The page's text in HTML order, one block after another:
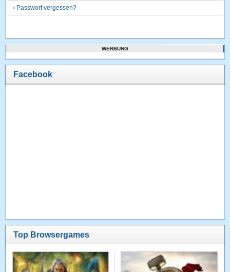
› Passwort vergessen?
WERBUNG
Facebook
Top Browsergames